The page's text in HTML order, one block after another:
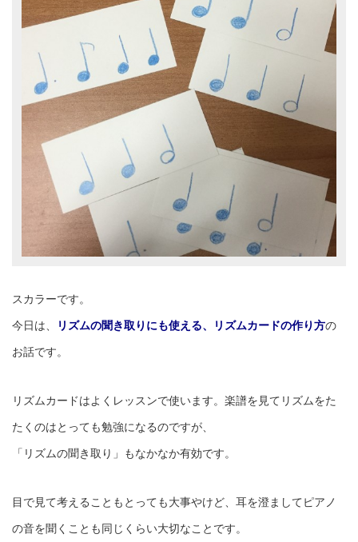
スカラーです。
今日は、 リズムの聞き取りにも使える、リズムカードの作り方の
お話です。
リズムカードはよくレッスンで使います。楽譜を見てリズムをた
たくのはとっても勉強になるのですが、
「リズムの聞き取り」もなかなか有効です。
目で見て考えることもとっても大事やけど、耳を澄ましてピアノ
の音を聞くことも同じくらい大切なことです。